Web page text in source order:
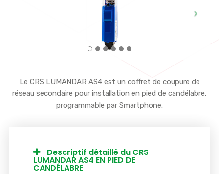
Le CRS LUMANDAR AS4 est un coffret de coupure de
réseau secondaire pour installation en pied de candélabre,
programmable par Smartphone.
Descriptif détaillé du CRS
LUMANDAR AS4 EN PIED DE
CANDÉLABRE